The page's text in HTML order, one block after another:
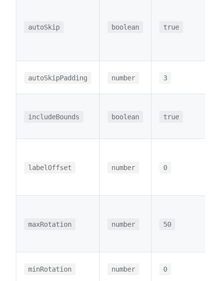
autoSkip boolean true
autoSkipPadding number 3
includeBounds boolean true
labelOffset number 0
maxRotation number 50
minRotation number 0